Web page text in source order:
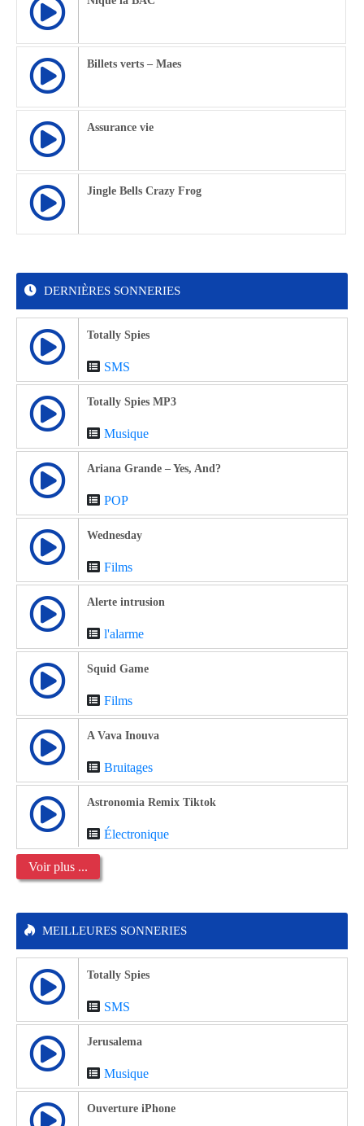
Billets verts – Maes
Assurance vie
Jingle Bells Crazy Frog
DERNIÈRES SONNERIES
Totally Spies
SMS
Totally Spies MP3
Musique
Ariana Grande – Yes, And?
POP
Wednesday
Films
Alerte intrusion
l'alarme
Squid Game
Films
A Vava Inouva
Bruitages
Astronomia Remix Tiktok
Électronique
Voir plus ...
MEILLEURES SONNERIES
Totally Spies
SMS
Jerusalema
Musique
Ouverture iPhone